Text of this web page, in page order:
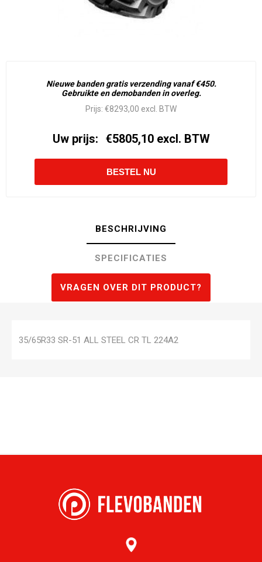
Nieuwe banden gratis verzending vanaf €450.
Gebruikte en demobanden in overleg.
Prijs: €8293,00 excl. BTW
Uw prijs: €5805,10 excl. BTW
BESCHRIJVING
SPECIFICATIES
VRAGEN OVER DIT PRODUCT?
35/65R33 SR-51 ALL STEEL CR TL 224A2